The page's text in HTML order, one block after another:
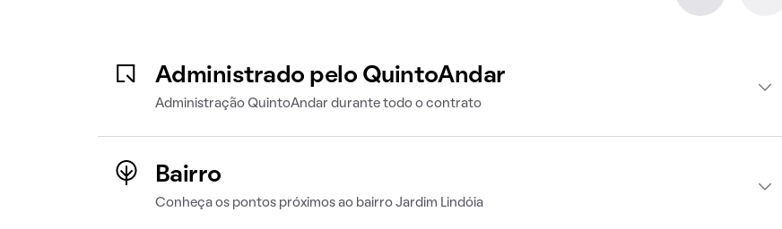
Administrado pelo QuintoAndar
Administração QuintoAndar durante todo o contrato
Bairro
Conheça os pontos próximos ao bairro Jardim Lindóia